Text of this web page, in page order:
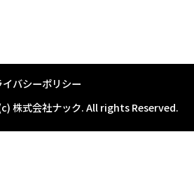
イバシーポリシー
株式会社ナック.All rights Reserved.